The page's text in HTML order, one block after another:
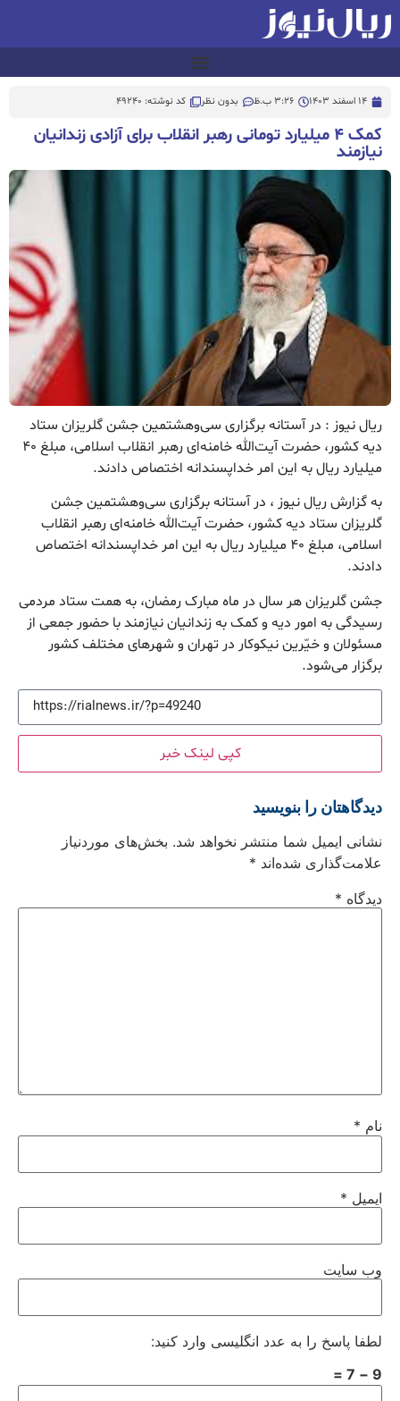
14 اسفند 1403 3:26 ب.ظ بدون نظر کد نوشته: 49240
کمک ۴ میلیارد تومانی رهبر انقلاب برای آزادی زندانیان
نیازمند
ریال نیوز : در آستانه برگزاری سی‌وهشتمین جشن گلریزان ستاد
دیه کشور، حضرت آیت‌الله خامنه‌ای رهبر انقلاب اسلامی، مبلغ ۴۰
میلیارد ریال به این امر خداپسندانه اختصاص دادند.
به گزارش ریال نیوز ، در آستانه برگزاری سی‌وهشتمین جشن
گلریزان ستاد دیه کشور، حضرت آیت‌الله خامنه‌ای رهبر انقلاب
اسلامی، مبلغ ۴۰ میلیارد ریال به این امر خداپسندانه اختصاص
دادند.
جشن گلریزان هر سال در ماه مبارک رمضان، به همت ستاد مردمی
رسیدگی به امور دیه و کمک به زندانیان نیازمند با حضور جمعی از
مسئولان و خیّرین نیکوکار در تهران و شهرهای مختلف کشور
برگزار می‌شود.
کپی لینک خبر
دیدگاهتان را بنویسید
نشانی ایمیل شما منتشر نخواهد شد. بخش‌های موردنیاز
علامت‌گذاری شده‌اند *
دیدگاه *
نام *
ایمیل *
وب‌ سایت
لطفا پاسخ را به عدد انگلیسی وارد کنید:
9 − 7 =